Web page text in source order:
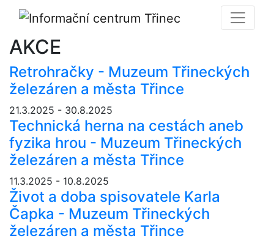
AKCE
Retrohračky - Muzeum Třineckých
železáren a města Třince
21.3.2025 - 30.8.2025
Technická herna na cestách aneb
fyzika hrou - Muzeum Třineckých
železáren a města Třince
11.3.2025 - 10.8.2025
Život a doba spisovatele Karla
Čapka - Muzeum Třineckých
železáren a města Třince